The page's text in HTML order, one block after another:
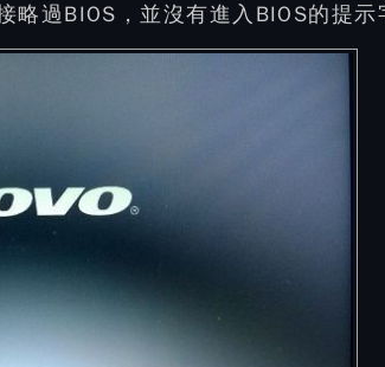
過BIOS，並沒有進入BIOS的提示